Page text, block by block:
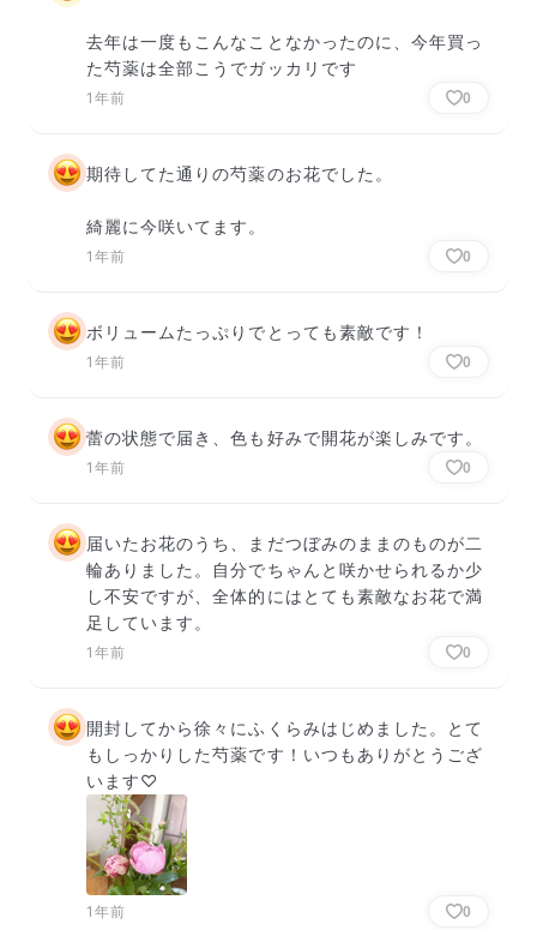
去年は一度もこんなことなかったのに、今年買っ
た芍薬は全部こうでガッカリです
1年前 0
期待してた通りの芍薬のお花でした。
綺麗に今咲いてます。
1年前 0
ボリュームたっぷりでとっても素敵です！
1年前 0
蕾の状態で届き、色も好みで開花が楽しみです。
1年前 0
届いたお花のうち、まだつぼみのままのものが二
輪ありました。自分でちゃんと咲かせられるか少
し不安ですが、全体的にはとても素敵なお花で満
足しています。
1年前 0
開封してから徐々にふくらみはじめました。とて
もしっかりした芍薬です！いつもありがとうござ
います♡
1年前 0